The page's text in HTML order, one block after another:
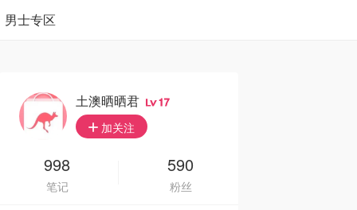
🇮🇹
🇦🇺
男士专区
土澳晒晒君 17
加关注
998
笔记
590
粉丝